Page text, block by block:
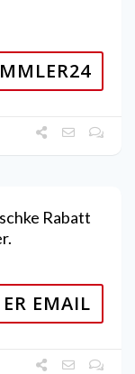
Rabatt
ER EMAIL